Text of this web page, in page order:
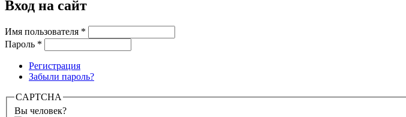
Вход на сайт
Имя пользователя *
Пароль *
Регистрация
Забыли пароль?
CAPTCHA
Вы человек?